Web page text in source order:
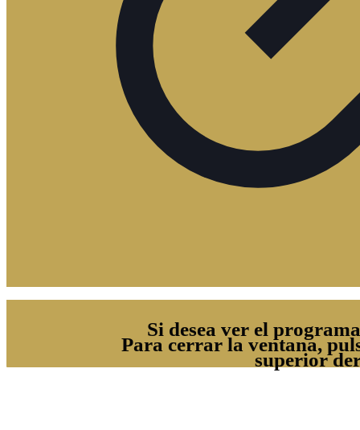
Si desea ver el
Para cerrar la ventana,
superior